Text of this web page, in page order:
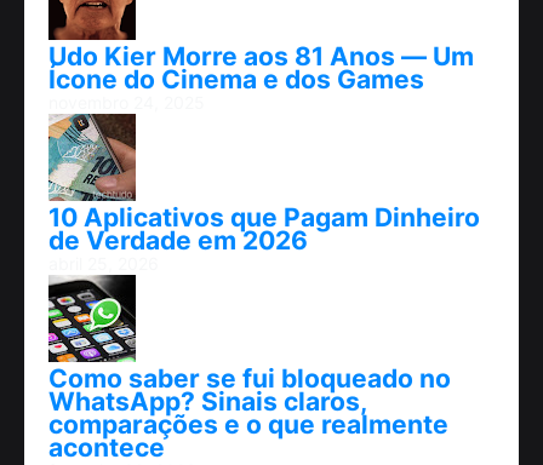
Udo Kier Morre aos 81 Anos — Um
Ícone do Cinema e dos Games
10 Aplicativos que Pagam Dinheiro
de Verdade em 2026
Como saber se fui bloqueado no
WhatsApp? Sinais claros,
comparações e o que realmente
acontece